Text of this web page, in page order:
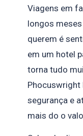
Viagens em
longos
querem é
em um hotel
torna tudo
Phocuswright
segurança e
mais do o